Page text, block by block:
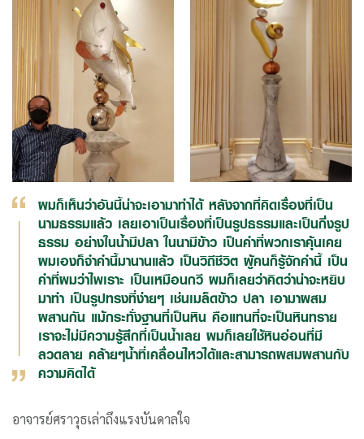
ผมก็เห็นว่าอันนี้น่าจะเอามาทำได้ หลังจากที่คิดเรื่องที่เป็น
นามธรรมแล้ว เลยเอาเป็นเรื่องที่เป็นรูปธรรมและเป็นกึ่งรูป
ธรรม อย่างในน้ำมีปลา ในนามีข้าว เป็นคำที่พวกเราคุ้นเคย
ผมเองก็จำคำนี้มานานแล้ว เป็นวิถีชีวิต ผู้คนก็รู้จักคำนี้ เป็น
คำที่ผมว่าไพเราะ เป็นเหมือนกวี ผมก็เลยว่าคิดว่าน่าจะหยิบ
มาทำ เป็นรูปทรงที่ง่ายๆ เช่นเมล็ดข้าว ปลา เอามาผสม
ผสานกัน แม้กระทั่งฐานที่เป็นหิน คือแทนที่จะเป็นหินทราย
เราจะไม่มีความรู้สึกที่เป็นน้ำเลย ผมก็เลยใช้หินอ่อนที่มี
ลวดลาย คล้ายๆน้ำที่เคลื่อนไหวได้และสามารถผสมผสานกับ
ความคิดได้
อาจารย์ศราวุธเล่าถึงแรงบันดาลใจ